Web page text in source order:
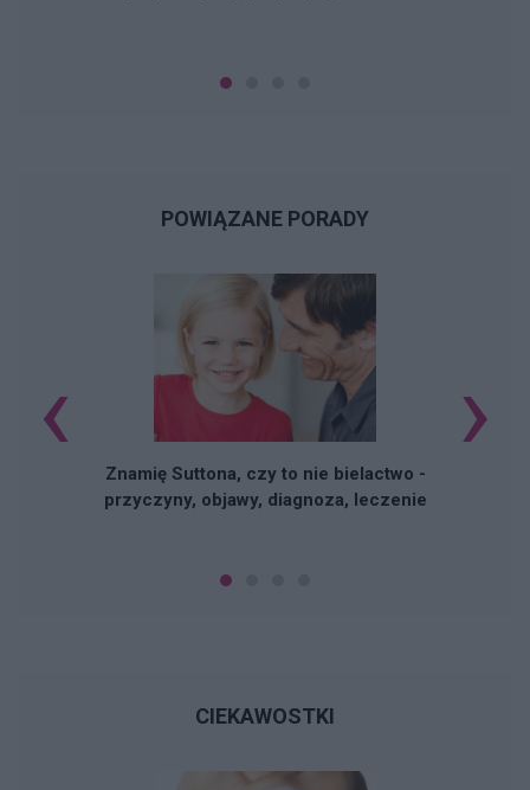
POWIĄZANE PORADY
Znamię Suttona, czy to nie bielactwo -
przyczyny, objawy, diagnoza, leczenie
‹ ›
CIEKAWOSTKI